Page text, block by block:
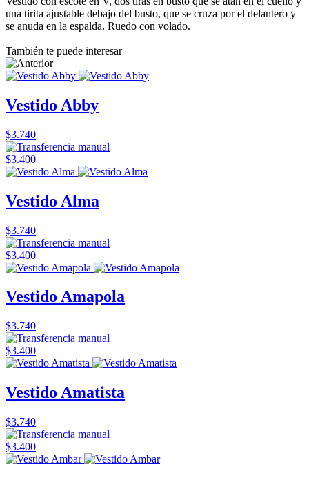
una tirita ajustable debajo del busto, que se cruza por el delantero y
se anuda en la espalda. Ruedo con volado.
También te puede interesar
Vestido Abby
$3.740
$3.400
Vestido Alma
$3.740
$3.400
Vestido Amapola
$3.740
$3.400
Vestido Amatista
$3.740
$3.400